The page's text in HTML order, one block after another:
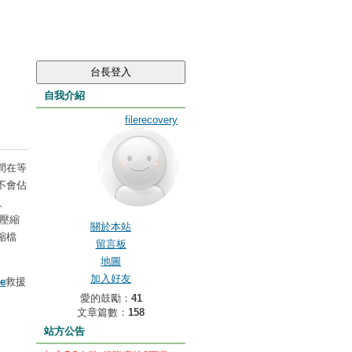
在等
會佔
縮
檔
救援
自我介紹
filerecovery
關於本站
留言板
地圖
加入好友
愛的鼓勵： 41
文章篇數： 158
站方公告